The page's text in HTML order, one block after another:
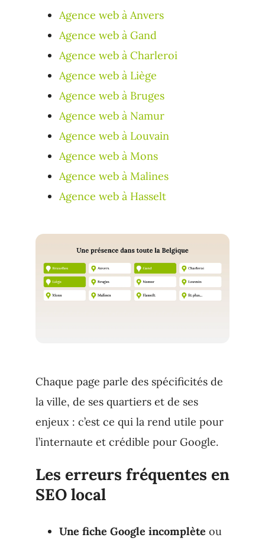
Agence web à Anvers
Agence web à Gand
Agence web à Charleroi
Agence web à Liège
Agence web à Bruges
Agence web à Namur
Agence web à Louvain
Agence web à Mons
Agence web à Malines
Agence web à Hasselt
Chaque page parle des spécificités de
la ville, de ses quartiers et de ses
enjeux : c’est ce qui la rend utile pour
l’internaute et crédible pour Google.
Les erreurs fréquentes en
SEO local
Une fiche Google incomplète ou